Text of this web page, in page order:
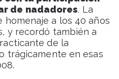
de nadadores. La
homenaje a los 40 años
y recordó también a
de la
trágicamente en esas